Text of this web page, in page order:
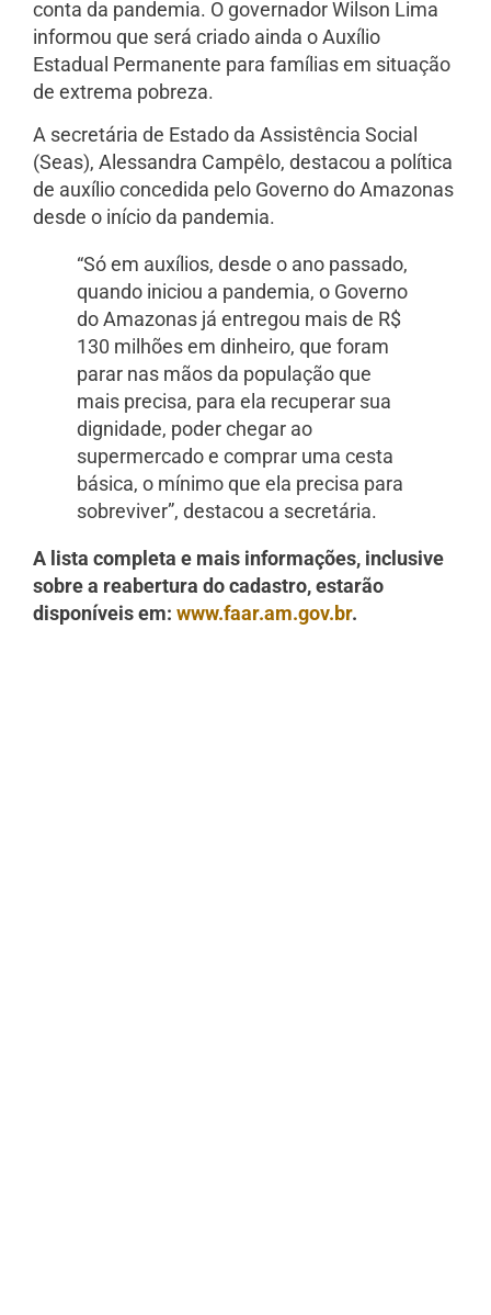
conta da pandemia. O governador Wilson Lima
informou que será criado ainda o Auxílio
Estadual Permanente para famílias em situação
de extrema pobreza.
A secretária de Estado da Assistência Social
(Seas), Alessandra Campêlo, destacou a política
de auxílio concedida pelo Governo do Amazonas
desde o início da pandemia.
“Só em auxílios, desde o ano passado,
quando iniciou a pandemia, o Governo
do Amazonas já entregou mais de R$
130 milhões em dinheiro, que foram
parar nas mãos da população que
mais precisa, para ela recuperar sua
dignidade, poder chegar ao
supermercado e comprar uma cesta
básica, o mínimo que ela precisa para
sobreviver”, destacou a secretária.
A lista completa e mais informações, inclusive
sobre a reabertura do cadastro, estarão
disponíveis em: www.faar.am.gov.br.